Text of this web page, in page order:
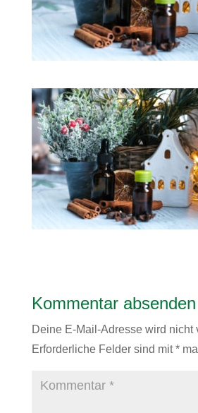
Kommentar absenden
Deine E-Mail-Adresse wird nicht
Erforderliche Felder sind mit*